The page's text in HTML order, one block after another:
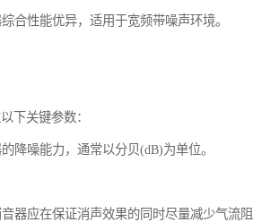
合性能优异，适用于宽频带噪声环境。
下关键参数：
降噪能力，通常以分贝(dB)为单位。
器应在保证消声效果的同时尽量减少气流阻